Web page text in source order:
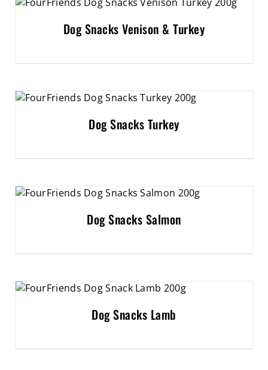
Dog Snacks Venison & Turkey
Dog Snacks Turkey
Dog Snacks Salmon
Dog Snacks Lamb